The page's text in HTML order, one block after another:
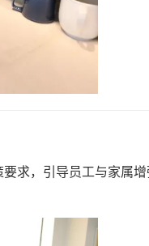
求，引导员工与家属